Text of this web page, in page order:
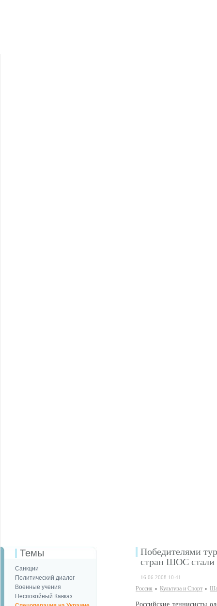
Темы
Санкции
Политический диалог
Военные учения
Неспокойный Кавказ
Победителями
стран ШОС стали
16.06.2008 10:41
Россия Культура и Спорт
Российские теннисисты